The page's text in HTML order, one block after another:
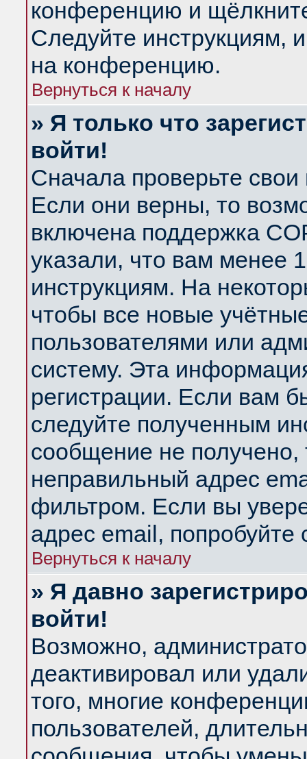
конференцию и
Следуйте инструкциям,
на конференцию.
Вернуться к началу
» Я только что
войти!
Сначала проверьте
Если они верны, то
включена поддержка
указали, что вам менее
инструкциям. На
чтобы все новые
пользователями или
систему. Эта
регистрации. Если вам
следуйте полученным
сообщение не получено,
неправильный адрес
фильтром. Если вы
адрес email, попробуйте
Вернуться к началу
» Я давно
войти!
Возможно,
деактивировал или
того, многие
пользователей,